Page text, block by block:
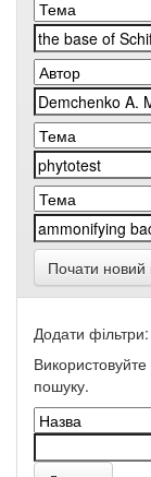
Почати
Додати фільтри:
пошуку.